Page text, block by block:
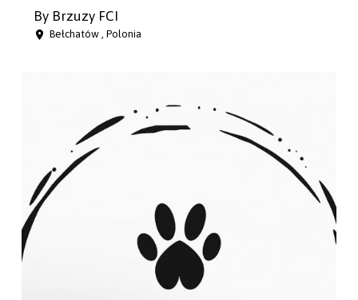
By Brzuzy FCI
Bełchatów , Polonia